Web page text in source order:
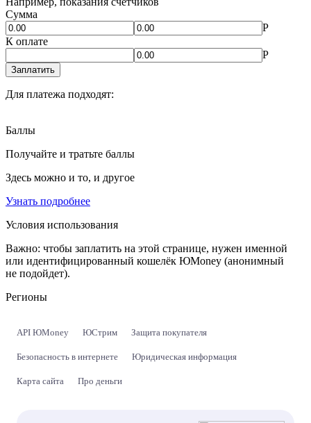
Сумма
Р
К оплате
Р
Заплатить
Для платежа подходят:
Баллы
Получайте и тратьте баллы
Здесь можно и то, и другое
Узнать подробнее
Условия использования
Важно: чтобы заплатить на этой странице, нужен именной
или идентифицированный кошелёк ЮMoney (анонимный
не подойдет).
Регионы
API ЮMoney ЮСтрим Защита покупателя
Безопасность в интернете Юридическая информация
Карта сайта Про деньги